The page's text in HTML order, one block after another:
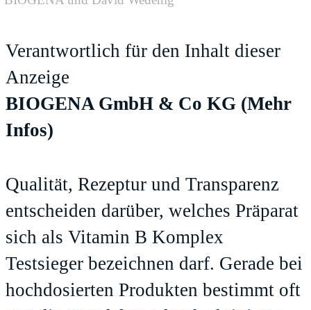
Verantwortlich für den Inhalt dieser
Anzeige
BIOGENA GmbH & Co KG (Mehr
Infos)
Qualität, Rezeptur und Transparenz
entscheiden darüber, welches Präparat
sich als Vitamin B Komplex
Testsieger bezeichnen darf. Gerade bei
hochdosierten Produkten bestimmt oft